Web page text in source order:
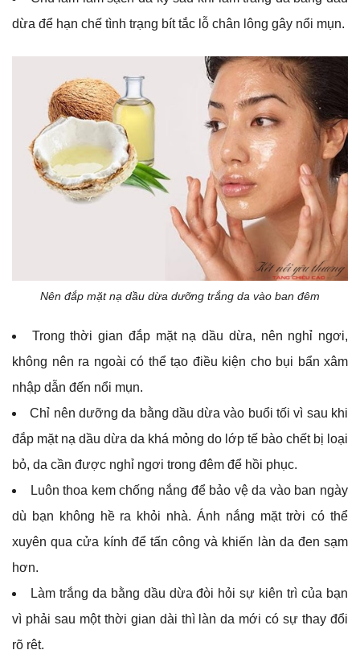
dừa để hạn chế tình trạng bít tắc lỗ chân lông gây nổi mụn.
Nên đắp mặt nạ dầu dừa dưỡng trắng da vào ban đêm
Trong thời gian đắp mặt nạ dầu dừa, nên nghỉ ngơi,
không nên ra ngoài có thể tạo điều kiện cho bụi bẩn xâm
nhập dẫn đến nổi mụn.
Chỉ nên dưỡng da bằng dầu dừa vào buổi tối vì sau khi
đắp mặt nạ dầu dừa da khá mỏng do lớp tế bào chết bị loại
bỏ, da cần được nghỉ ngơi trong đêm để hồi phục.
Luôn thoa kem chống nắng để bảo vệ da vào ban ngày
dù bạn không hề ra khỏi nhà. Ánh nắng mặt trời có thể
xuyên qua cửa kính để tấn công và khiến làn da đen sạm
hơn.
Làm trắng da bằng dầu dừa đòi hỏi sự kiên trì của bạn
vì phải sau một thời gian dài thì làn da mới có sự thay đổi
rõ rệt.